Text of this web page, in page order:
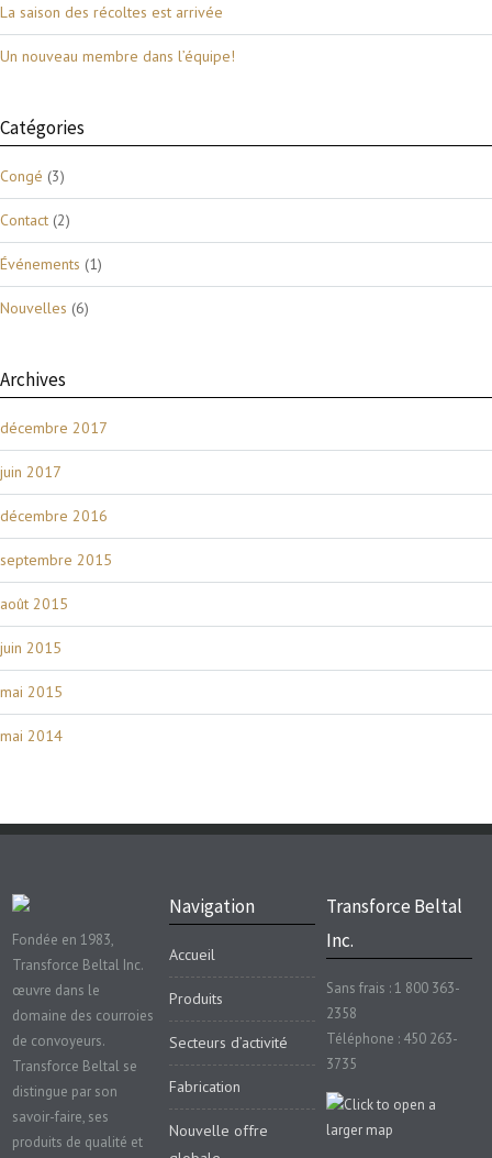
La saison des récoltes est arrivée
Un nouveau membre dans l’équipe!
Catégories
Congé (3)
Contact (2)
Événements (1)
Nouvelles (6)
Archives
décembre 2017
juin 2017
décembre 2016
septembre 2015
août 2015
juin 2015
mai 2015
mai 2014
Fondée en 1983,
Transforce Beltal Inc.
œuvre dans le
domaine des courroies
de convoyeurs.
Transforce Beltal se
distingue par son
savoir-faire, ses
produits de qualité et
Navigation
Accueil
Produits
Secteurs d’activité
Fabrication
Nouvelle offre
Transforce Beltal
Inc.
Sans frais : 1 800 363-
2358
Téléphone : 450 263-
3735